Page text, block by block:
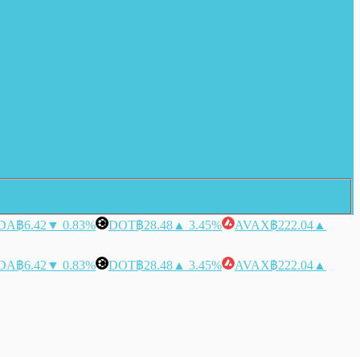
฿6.42 ▼ 0.83% DOT฿28.48 ▲ 3.45% AVAX฿222.04 ▲
฿6.42 ▼ 0.83% DOT฿28.48 ▲ 3.45% AVAX฿222.04 ▲